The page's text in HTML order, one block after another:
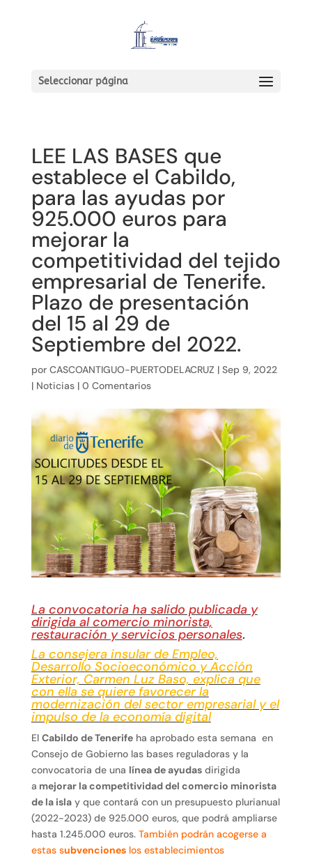
Seleccionar página
LEE LAS BASES que
establece el Cabildo,
para las ayudas por
925.000 euros para
mejorar la
competitividad del tejido
empresarial de Tenerife.
Plazo de presentación
del 15 al 29 de
Septiembre del 2022.
por CASCOANTIGUO-PUERTODELACRUZ | Sep 9, 2022
| Noticias| 0 Comentarios
La convocatoria ha salido publicada y
dirigida al comercio minorista,
restauración y servicios personales.
La consejera insular de Empleo,
Desarrollo Socioeconómico y Acción
Exterior, Carmen Luz Baso, explica que
con ella se quiere favorecer la
modernización del sector empresarial y el
impulso de la economía digital
El Cabildo de Tenerifeha aprobado esta semana en
Consejo de Gobierno las bases reguladoras y la
convocatoria de una línea de ayudasdirigida
a mejorar la competitividad del comercio minorista
de la islay que contará con un presupuesto plurianual
(2022-2023) de 925.000 euros, que podrá ampliarse
hasta 1.245.000 euros. También podrán acogerse a
estas subvencioneslos establecimientos